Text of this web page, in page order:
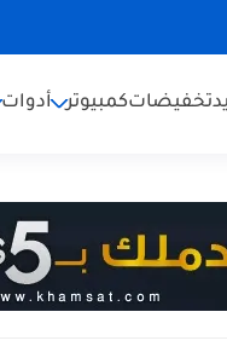
تخفيضاتكمبيوتر أدوات